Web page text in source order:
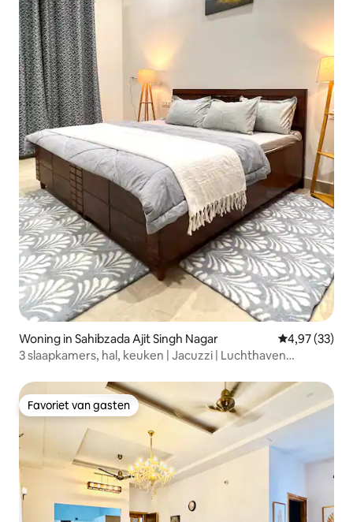
Woning in Sahibzada Ajit Singh Nagar Gemiddelde
4,97 (33)
3 slaapkamers, hal, keuken | Jacuzzi | Luchthaven
Favoriet van gasten
Favoriet van gasten